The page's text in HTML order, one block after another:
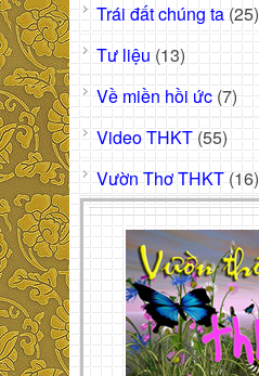
Trái đất chúng ta (25)
Tư liệu (13)
Về miền hồi ức (7)
Video THKT (55)
Vườn Thơ THKT (16)